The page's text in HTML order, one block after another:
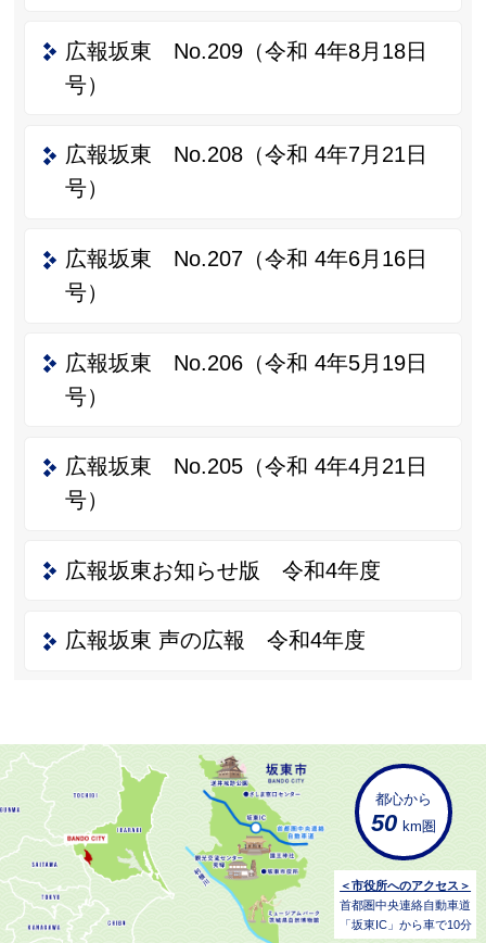
広報坂東 No.209（令和 4年8月18日
号）
広報坂東 No.208（令和 4年7月21日
号）
広報坂東 No.207（令和 4年6月16日
号）
広報坂東 No.206（令和 4年5月19日
号）
広報坂東 No.205（令和 4年4月21日
号）
広報坂東お知らせ版 令和4年度
広報坂東 声の広報 令和4年度
都心から
50 km圏
＜市役所へのアクセス＞
首都圏中央連絡自動車道
「坂東IC」から車で10分